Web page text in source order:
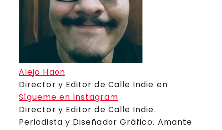
Alejo Haon
Director y Editor de Calle Indie en
Sígueme en Instagram
Director y Editor de Calle Indie.
Periodista y Diseñador Gráfico. Amante